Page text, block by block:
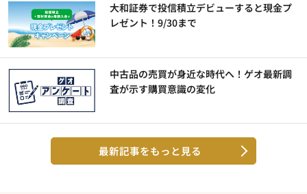
大和証券で投信積立デビューすると現金プ
レゼント！9/30まで
中古品の売買が身近な時代へ！ゲオ最新調
査が示す購買意識の変化
最新記事をもっと見る